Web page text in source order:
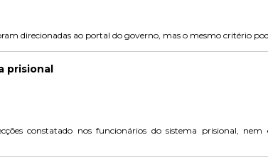
direcionadas ao portal do governo, mas o mesmo critério
prisional
constatado nos funcionários do sistema prisional, nem